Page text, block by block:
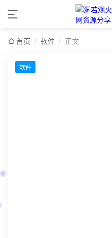
首页 / 软件 / 正文
软件